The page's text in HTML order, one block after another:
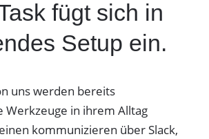
fügt sich in
Setup ein.
uns werden bereits
Werkzeuge in ihrem Alltag
kommunizieren über Slack,